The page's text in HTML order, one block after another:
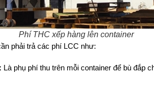
Phí THC xếp hàng lên container
phải trả các phí LCC như:
Là phụ phí thu trên mỗi container để bù đắp